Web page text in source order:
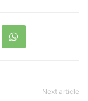
Next article